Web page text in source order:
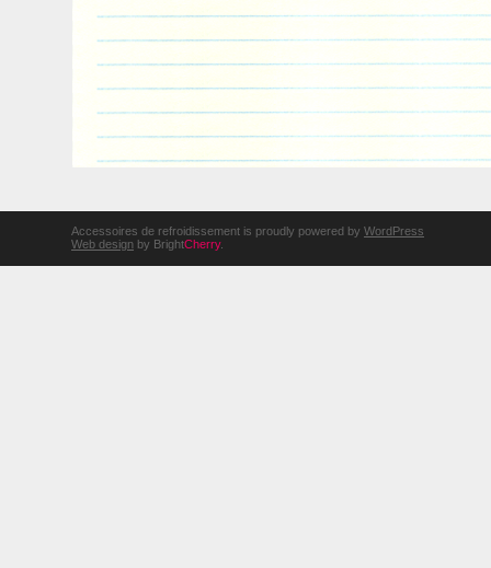
Accessoires de refroidissement is proudly powered by WordPress
Web design by BrightCherry.